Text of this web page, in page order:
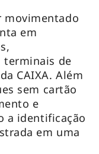
movimentado
em
terminais de
CAIXA. Além
sem cartão
e
a identificação
em uma